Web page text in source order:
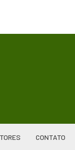
CONTATO